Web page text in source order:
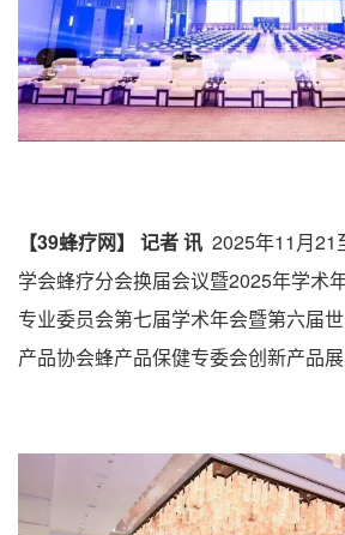
【39蜂疗网】 记者 讯 2025年11月21
学会蜂疗分会换届会议暨2025年学术
专业委员会第七届学术年会暨第六届
产品协会蜂产品保健专委会创新产品展